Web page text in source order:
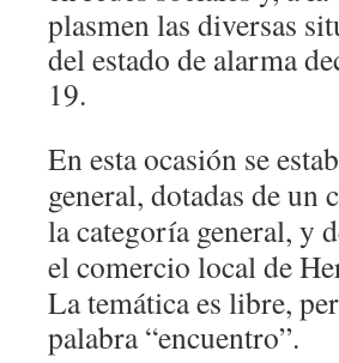
plasmen las diversas
del estado de alarma
19.
En esta ocasión se
general, dotadas de un
la categoría general, y
el comercio local de
La temática es libre,
palabra “encuentro”.